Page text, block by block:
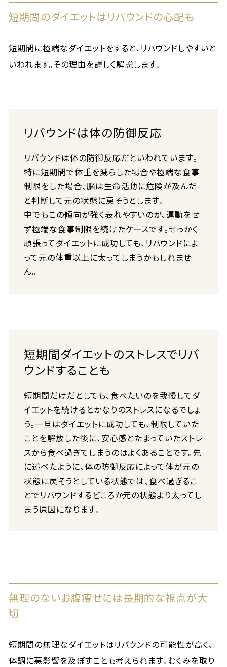
短期間のダイエットはリバウンドの心配も
短期間に極端なダイエットをすると、リバウンドしやすいと
いわれます。その理由を詳しく解説します。
リバウンドは体の防御反応
リバウンドは体の防御反応だといわれています。
特に短期間で体重を減らした場合や極端な食事
制限をした場合、脳は生命活動に危険が及んだ
と判断して元の状態に戻そうとします。
中でもこの傾向が強く表れやすいのが、運動をせ
ず極端な食事制限を続けたケースです。せっかく
頑張ってダイエットに成功しても、リバウンドによ
って元の体重以上に太ってしまうかもしれませ
ん。
短期間ダイエットのストレスでリバ
ウンドすることも
短期間だけだとしても、食べたいのを我慢してダ
イエットを続けるとかなりのストレスになるでしょ
う。一旦はダイエットに成功しても、制限していた
ことを解放した後に、安心感とたまっていたストレ
スから食べ過ぎてしまうのはよくあることです。先
に述べたように、体の防御反応によって体が元の
状態に戻そうとしている状態では、食べ過ぎるこ
とでリバウンドするどころか元の状態より太ってし
まう原因になります。
無理のないお腹痩せには長期的な視点が大
切
短期間の無理なダイエットはリバウンドの可能性が高く、
体調に悪影響を及ぼすことも考えられます。むくみを取り